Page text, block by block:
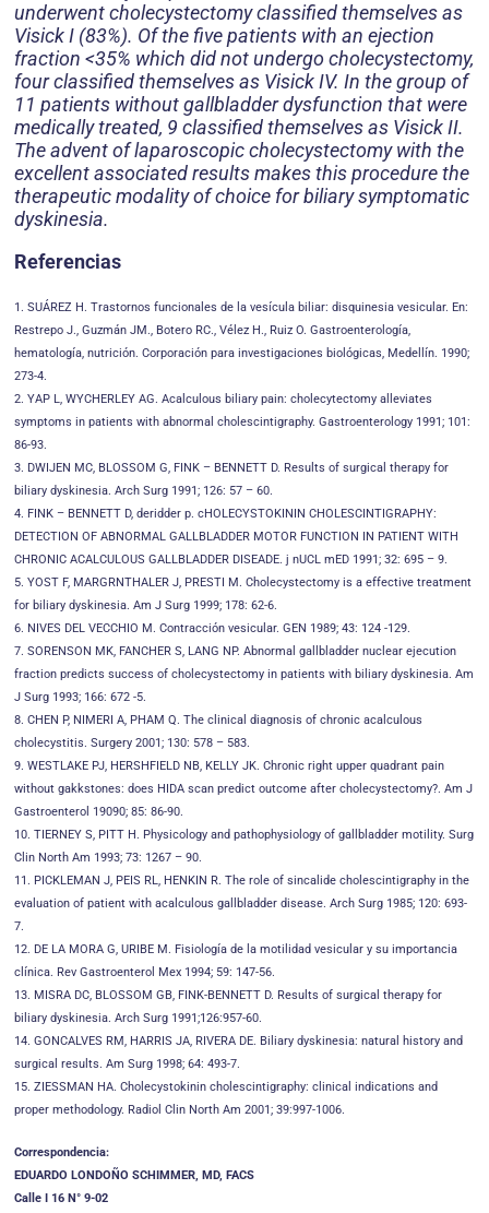
underwent cholecystectomy classified themselves as
Visick I (83%). Of the five patients with an ejection
fraction <35% which did not undergo cholecystectomy,
four classified themselves as Visick IV. In the group of
11 patients without gallbladder dysfunction that were
medically treated, 9 classified themselves as Visick II.
The advent of laparoscopic cholecystectomy with the
excellent associated results makes this procedure the
therapeutic modality of choice for biliary symptomatic
dyskinesia.
Referencias
1. SUÁREZ H. Trastornos funcionales de la vesícula biliar: disquinesia vesicular. En:
Restrepo J., Guzmán JM., Botero RC., Vélez H., Ruiz O. Gastroenterología,
hematología, nutrición. Corporación para investigaciones biológicas, Medellín. 1990;
273-4.
2. YAP L, WYCHERLEY AG. Acalculous biliary pain: cholecytectomy alleviates
symptoms in patients with abnormal cholescintigraphy. Gastroenterology 1991; 101:
86-93.
3. DWIJEN MC, BLOSSOM G, FINK – BENNETT D. Results of surgical therapy for
biliary dyskinesia. Arch Surg 1991; 126: 57 – 60.
4. FINK – BENNETT D, deridder p. cHOLECYSTOKININ CHOLESCINTIGRAPHY:
DETECTION OF ABNORMAL GALLBLADDER MOTOR FUNCTION IN PATIENT WITH
CHRONIC ACALCULOUS GALLBLADDER DISEADE. j nUCL mED 1991; 32: 695 – 9.
5. YOST F, MARGRNTHALER J, PRESTI M. Cholecystectomy is a effective treatment
for biliary dyskinesia. Am J Surg 1999; 178: 62-6.
6. NIVES DEL VECCHIO M. Contracción vesicular. GEN 1989; 43: 124 -129.
7. SORENSON MK, FANCHER S, LANG NP. Abnormal gallbladder nuclear ejecution
fraction predicts success of cholecystectomy in patients with biliary dyskinesia. Am
J Surg 1993; 166: 672 -5.
8. CHEN P, NIMERI A, PHAM Q. The clinical diagnosis of chronic acalculous
cholecystitis. Surgery 2001; 130: 578 – 583.
9. WESTLAKE PJ, HERSHFIELD NB, KELLY JK. Chronic right upper quadrant pain
without gakkstones: does HIDA scan predict outcome after cholecystectomy?. Am J
Gastroenterol 19090; 85: 86-90.
10. TIERNEY S, PITT H. Physicology and pathophysiology of gallbladder motility. Surg
Clin North Am 1993; 73: 1267 – 90.
11. PICKLEMAN J, PEIS RL, HENKIN R. The role of sincalide cholescintigraphy in the
evaluation of patient with acalculous gallbladder disease. Arch Surg 1985; 120: 693-
7.
12. DE LA MORA G, URIBE M. Fisiología de la motilidad vesicular y su importancia
clínica. Rev Gastroenterol Mex 1994; 59: 147-56.
13. MISRA DC, BLOSSOM GB, FINK-BENNETT D. Results of surgical therapy for
biliary dyskinesia. Arch Surg 1991;126:957-60.
14. GONCALVES RM, HARRIS JA, RIVERA DE. Biliary dyskinesia: natural history and
surgical results. Am Surg 1998; 64: 493-7.
15. ZIESSMAN HA. Cholecystokinin cholescintigraphy: clinical indications and
proper methodology. Radiol Clin North Am 2001; 39:997-1006.
Correspondencia:
EDUARDO LONDOÑO SCHIMMER, MD, FACS
Calle I 16 N° 9-02